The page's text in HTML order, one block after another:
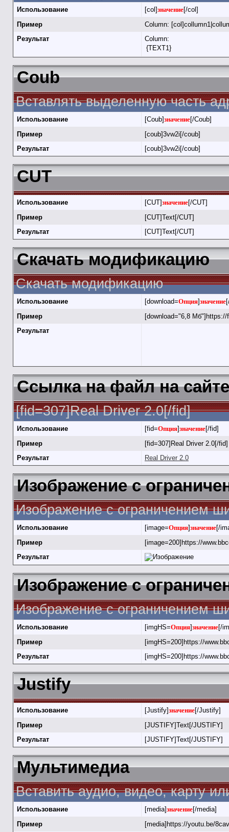
Использование [col]значение[/col]
Пример
Column:
Результат
Column:
{TEXT1}
Coub
Вставлять выделенную часть
Использование [Coub]значение[/Coub]
Пример
[coub]3vw2i[/coub]
Результат
[coub]3vw2i[/coub]
CUT
Использование [CUT]значение[/CUT]
Пример
[CUT]Text[/CUT]
Результат
[CUT]Text[/CUT]
Скачать модификацию
Скачать модификацию
Использование [download=Опция]значение
Пример
[download="6,8 Мб"]https://
Результат
Ссылка на файл на сайте
[fid=307]Real Driver 2.0[/fid]
Использование [fid=Опция]значение[/fid]
Пример
[fid=307]Real Driver 2.0[/fid]
Результат
Real Driver 2.0
Изображение с
Изображение с ограничением
Использование [image=Опция]значение[/
Пример
[image=200]https://
Результат
Изображение с
Изображение с ограничением
Использование [imgHS=Опция]значение[/
Пример
[imgHS=200]https://
Результат
[imgHS=200]https://
Justify
Использование [Justify]значение[/Justify]
Пример
[JUSTIFY]Text[/JUSTIFY]
Результат
[JUSTIFY]Text[/JUSTIFY]
Мультимедиа
Вставить аудио, видео, карту
Использование [media]значение[/media]
Пример
[media]https://youtu.be/